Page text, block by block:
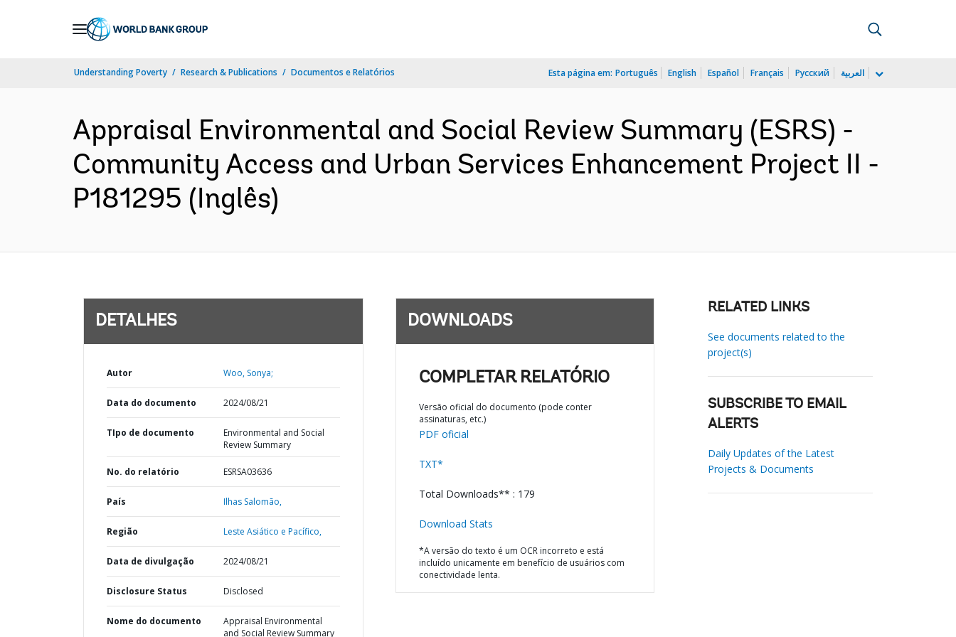
Understanding Poverty Research & Publications Documentos e Relatórios Esta página em: Português English Español Français Русский العربية
Appraisal Environmental and Social Review Summary (ESRS) -
Community Access and Urban Services Enhancement Project II -
P181295 (Inglês)
DETALHES
Autor Woo, Sonya;
Data do documento 2024/08/21
TIpo de documento
Environmental and Social
Review Summary
No. do relatório ESRSA03636
País Ilhas Salomão,
Região Leste Asiático e Pacífico,
Data de divulgação 2024/08/21
Disclosure Status Disclosed
Nome do documento
Appraisal Environmental
and Social Review Summary
DOWNLOADS
COMPLETAR RELATÓRIO
Versão oficial do documento (pode conter
assinaturas, etc.)
PDF oficial
TXT*
Total Downloads** : 179
Download Stats
*A versão do texto é um OCR incorreto e está
incluído unicamente em benefício de usuários com
conectividade lenta.
RELATED LINKS
See documents related to the
project(s)
SUBSCRIBE TO EMAIL
ALERTS
Daily Updates of the Latest
Projects & Documents